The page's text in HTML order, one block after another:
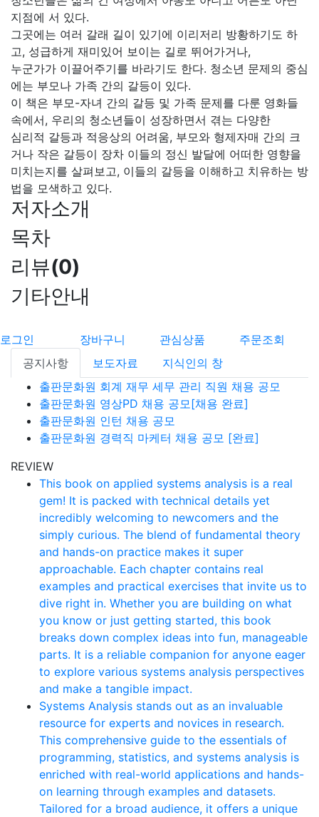
지점에 서 있다.
그곳에는 여러 갈래 길이 있기에 이리저리 방황하기도 하
고, 성급하게 재미있어 보이는 길로 뛰어가거나,
누군가가 이끌어주기를 바라기도 한다. 청소년 문제의 중심
에는 부모나 가족 간의 갈등이 있다.
이 책은 부모-자녀 간의 갈등 및 가족 문제를 다룬 영화들
속에서, 우리의 청소년들이 성장하면서 겪는 다양한
심리적 갈등과 적응상의 어려움, 부모와 형제자매 간의 크
거나 작은 갈등이 장차 이들의 정신 발달에 어떠한 영향을
미치는지를 살펴보고, 이들의 갈등을 이해하고 치유하는 방
법을 모색하고 있다.
저자소개
목차
리뷰(0)
기타안내
로그인 장바구니 관심상품
주문조회
공지사항
보도자료
지식인의 창
출판문화원 회계 재무 세무 관리 직원 채용 공모
출판문화원 영상PD 채용 공모[채용 완료]
출판문화원 인턴 채용 공모
출판문화원 경력직 마케터 채용 공모 [완료]
REVIEW
This book on applied systems analysis is a real
gem! It is packed with technical details yet
incredibly welcoming to newcomers and the
simply curious. The blend of fundamental theory
and hands-on practice makes it super
approachable. Each chapter contains real
examples and practical exercises that invite us to
dive right in. Whether you are building on what
you know or just getting started, this book
breaks down complex ideas into fun, manageable
parts. It is a reliable companion for anyone eager
to explore various systems analysis perspectives
and make a tangible impact.
Systems Analysis stands out as an invaluable
resource for experts and novices in research.
This comprehensive guide to the essentials of
programming, statistics, and systems analysis is
enriched with real-world applications and hands-
on learning through examples and datasets.
Tailored for a broad audience, it offers a unique